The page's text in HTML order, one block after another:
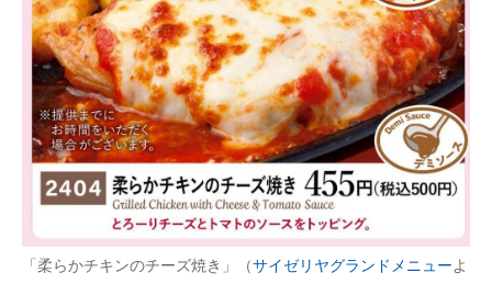
「柔らかチキンのチーズ焼き」（サイゼリヤグランドメニューよ